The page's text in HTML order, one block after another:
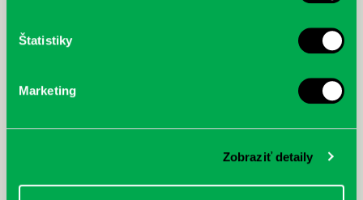
Štatistiky
Marketing
Zobraziť detaily